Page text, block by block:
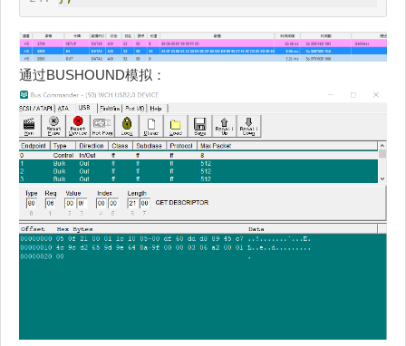
通过BUSHOUND模拟：